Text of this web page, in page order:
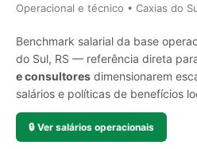
Operacional e técnico • Caxias do
Benchmark salarial da base
do Sul, RS — referência direta
e consultores dimensionarem
salários e políticas de benefícios
🔒 Ver salários operacionais